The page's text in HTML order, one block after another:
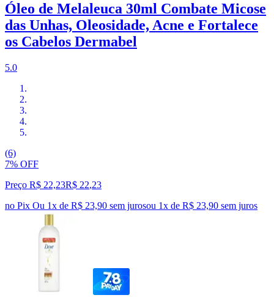
Óleo de Melaleuca 30ml Combate Micose
das Unhas, Oleosidade, Acne e Fortalece
os Cabelos Dermabel
5.0
(6)
7% OFF
Preço R$ 22,23R$ 22,23
no Pix Ou 1x de R$ 23,90 sem jurosou 1x de R$ 23,90 sem juros